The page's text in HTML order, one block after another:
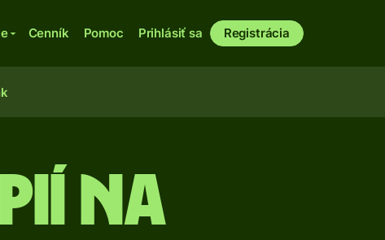
Cenník Pomoc Prihlásiť sa Registrácia
na